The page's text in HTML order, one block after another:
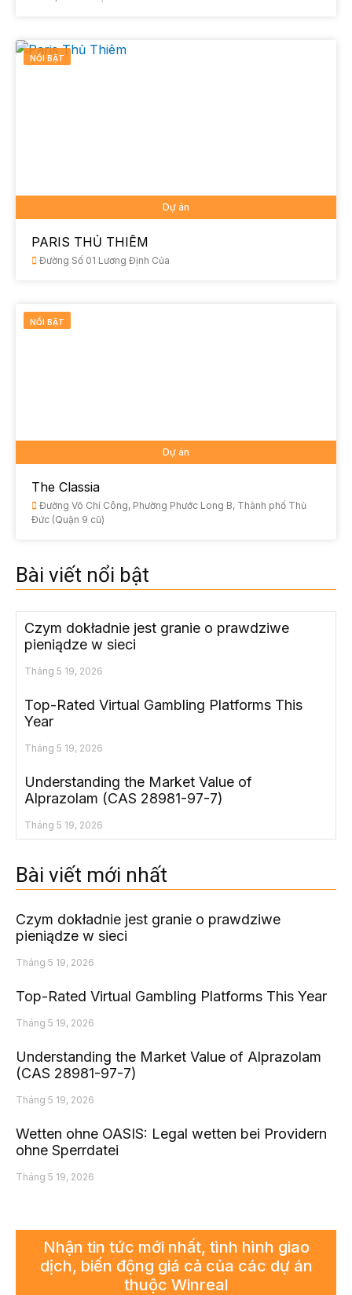
NỔI BẬT
Dự án
PARIS THỦ THIÊM
Đường Số 01 Lương Định Của
NỔI BẬT
Dự án
The Classia
Đường Võ Chí Công, Phường Phước Long B, Thành phố Thủ
Đức (Quận 9 cũ)
Bài viết nổi bật
Czym dokładnie jest granie o prawdziwe
pieniądze w sieci
Tháng 5 19, 2026
Top-Rated Virtual Gambling Platforms This
Year
Tháng 5 19, 2026
Understanding the Market Value of
Alprazolam (CAS 28981-97-7)
Tháng 5 19, 2026
Bài viết mới nhất
Czym dokładnie jest granie o prawdziwe
pieniądze w sieci
Tháng 5 19, 2026
Top-Rated Virtual Gambling Platforms This Year
Tháng 5 19, 2026
Understanding the Market Value of Alprazolam
(CAS 28981-97-7)
Tháng 5 19, 2026
Wetten ohne OASIS: Legal wetten bei Providern
ohne Sperrdatei
Tháng 5 19, 2026
Nhận tin tức mới nhất, tình hình giao
dịch, biến động giá cả của các dự án
thuộc Winreal